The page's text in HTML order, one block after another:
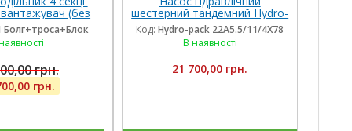
(без
троса та
штуцера
Болг+троса+Блок
грн.
грн.
шестерний тандемний Hydro-
pack 22A5.5/11/4X780DSS для
CLAAS
Код: Hydro-pack 22A5.5/11/4X78
В наявності
21 700,00 грн.